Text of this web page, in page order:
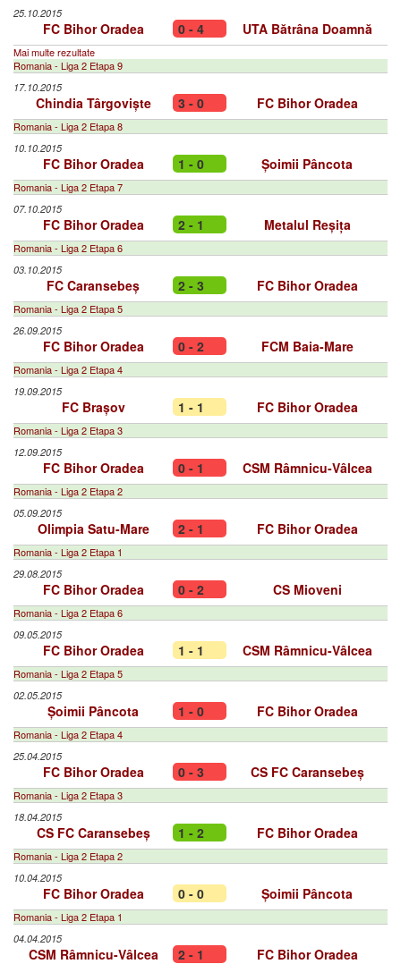
25.10.2015
FC Bihor Oradea 0 - 4 UTA Bătrâna Doamnă
Mai multe rezultate
Romania - Liga 2 Etapa 9
17.10.2015
Chindia Târgoviște 3 - 0 FC Bihor Oradea
Romania - Liga 2 Etapa 8
10.10.2015
FC Bihor Oradea 1 - 0 Șoimii Pâncota
Romania - Liga 2 Etapa 7
07.10.2015
FC Bihor Oradea 2 - 1 Metalul Reșița
Romania - Liga 2 Etapa 6
03.10.2015
FC Caransebeș 2 - 3 FC Bihor Oradea
Romania - Liga 2 Etapa 5
26.09.2015
FC Bihor Oradea 0 - 2 FCM Baia-Mare
Romania - Liga 2 Etapa 4
19.09.2015
FC Brașov 1 - 1 FC Bihor Oradea
Romania - Liga 2 Etapa 3
12.09.2015
FC Bihor Oradea 0 - 1 CSM Râmnicu-Vâlcea
Romania - Liga 2 Etapa 2
05.09.2015
Olimpia Satu-Mare 2 - 1 FC Bihor Oradea
Romania - Liga 2 Etapa 1
29.08.2015
FC Bihor Oradea 0 - 2 CS Mioveni
Romania - Liga 2 Etapa 6
09.05.2015
FC Bihor Oradea 1 - 1 CSM Râmnicu-Vâlcea
Romania - Liga 2 Etapa 5
02.05.2015
Șoimii Pâncota 1 - 0 FC Bihor Oradea
Romania - Liga 2 Etapa 4
25.04.2015
FC Bihor Oradea 0 - 3 CS FC Caransebeș
Romania - Liga 2 Etapa 3
18.04.2015
CS FC Caransebeș 1 - 2 FC Bihor Oradea
Romania - Liga 2 Etapa 2
10.04.2015
FC Bihor Oradea 0 - 0 Șoimii Pâncota
Romania - Liga 2 Etapa 1
04.04.2015
CSM Râmnicu-Vâlcea 2 - 1 FC Bihor Oradea